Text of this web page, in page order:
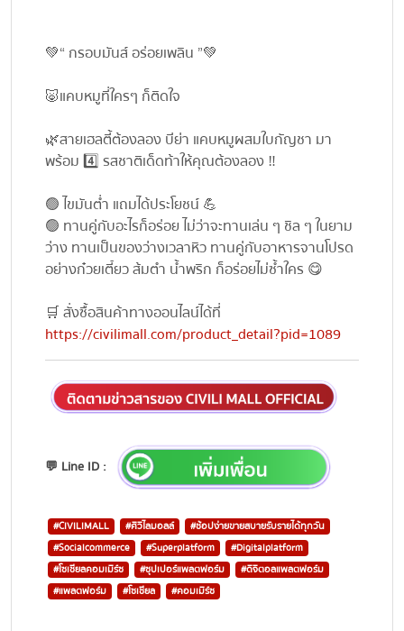
💚“ กรอบมันส์ อร่อยเพลิน ”💚
🐷แคบหมูที่ใครๆ ก็ติดใจ
🌿สายเฮลตี้ต้องลอง บีย่า แคบหมูผสมใบกัญชา มา
พร้อม 4️⃣ รสชาติเด็ดท้าให้คุณต้องลอง ‼️
🟢 ไขมันต่ำ แถมได้ประโยชน์ 💪
🟢 ทานคู่กับอะไรก็อร่อย ไม่ว่าจะทานเล่น ๆ ชิล ๆ ในยาม
ว่าง ทานเป็นของว่างเวลาหิว ทานคู่กับอาหารจานโปรด
อย่างก๋วยเตี๋ยว ส้มตำ น้ำพริก ก็อร่อยไม่ซ้ำใคร 😋
🛒 สั่งซื้อสินค้าทางออนไลน์ได้ที่
https://civilimall.com/product_detail?pid=1089
💬 Line ID :
#CIVILIMALL #ศิวิไลมอลล์
#ช้อปง่ายขายสบายรับรายได้ทุกวัน
#Socialcommerce
#Superplatform
#Digitalplatform
#โซเชียลคอมเมิร์ซ
#ซุปเปอร์แพลตฟอร์ม
#ดิจิตอลแพลตฟอร์ม
#แพลตฟอร์ม
#โซเชียล #คอมเมิร์ซ